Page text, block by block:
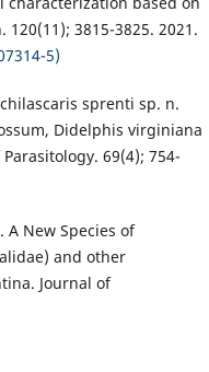
3815-3825. 2021.
5)
sprenti sp. n.
Didelphis virginiana
69(4); 754-
A New Species of
and other
Journal of